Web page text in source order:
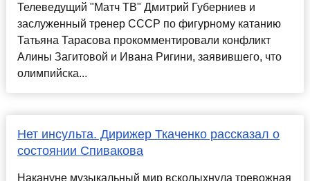
Телеведущий "Матч ТВ" Дмитрий Губерниев и
заслуженный тренер СССР по фигурному катанию
Татьяна Тарасова прокомментировали конфликт
Алины Загитовой и Ивана Ригини, заявившего, что
олимпийска...
Нет инсульта. Дирижер Ткаченко рассказал о
состоянии Спивакова
Накануне музыкальный мир всколыхнула тревожная